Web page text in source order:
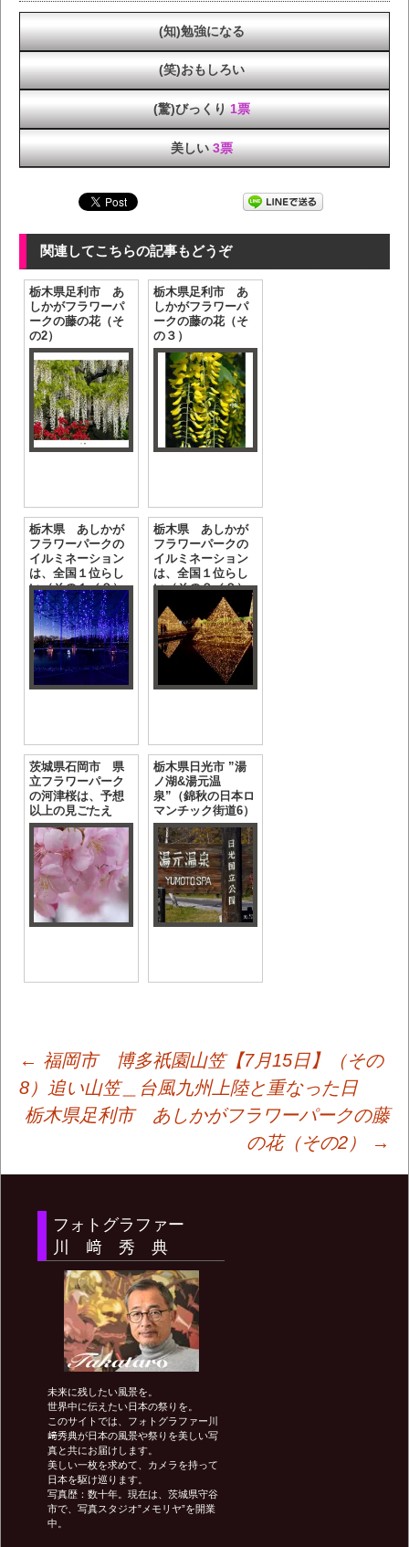
(知)勉強になる
(笑)おもしろい
(驚)びっくり 1票
美しい 3票
関連してこちらの記事もどうぞ
栃木県足利市 あ
しかがフラワーパ
ークの藤の花（そ
の2）
栃木県足利市 あ
しかがフラワーパ
ークの藤の花（そ
の３）
栃木県 あしかが
フラワーパークの
イルミネーション
は、全国１位らし
い（その１／２）
栃木県 あしかが
フラワーパークの
イルミネーション
は、全国１位らし
い（その２／２）
茨城県石岡市 県
立フラワーパーク
の河津桜は、予想
以上の見ごたえ
栃木県日光市 ”湯
ノ湖&湯元温
泉”（錦秋の日本ロ
マンチック街道6）
投
稿
ナ
← 福岡市 博多祇園山笠【7月15日】（その
8）追い山笠＿台風九州上陸と重なった日
栃木県足利市 あしかがフラワーパークの藤
の花（その2）
→
フォトグラファー
川 﨑 秀 典
未来に残したい風景を。
世界中に伝えたい日本の祭りを。
このサイトでは、フォトグラファー川
﨑秀典が日本の風景や祭りを美しい写
真と共にお届けします。
美しい一枚を求めて、カメラを持って
日本を駆け巡ります。
写真歴：数十年。現在は、茨城県守谷
市で、写真スタジオ”メモリヤ”を開業
中。